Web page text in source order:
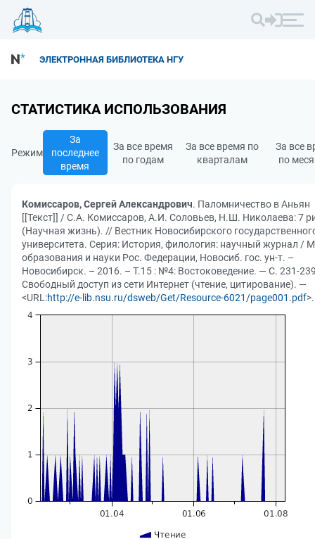
ЭЛЕКТРОННАЯ БИБЛИОТЕКА НГУ
СТАТИСТИКА ИСПОЛЬЗОВАНИЯ
Режим
За
последнее
время
За все время
по годам
За все время по
кварталам
За все
по
Комиссаров, Сергей Александрович. Паломничество в Аньян
[[Текст]] / С.А. Комиссаров, А.И. Соловьев, Н.Ш. Николаева: 7
(Научная жизнь). // Вестник Новосибирского
университета. Серия: История, филология: научный журнал /
образования и науки Рос. Федерации, Новосиб. гос. ун-т. –
Новосибирск. – 2016. – Т.15 : №4: Востоковедение. — С. 231-
Свободный доступ из сети Интернет (чтение, цитирование). —
<URL:http://e-lib.nsu.ru/dsweb/Get/Resource-6021/page001.pdf>.